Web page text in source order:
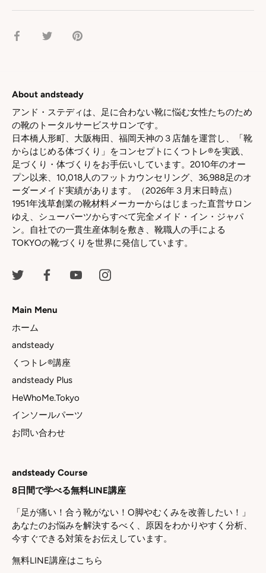
facebookTwitterpinterest
About andsteady
アンド・ステディは、足に合わない靴に悩む女性たちのため
の靴のトータルサービスサロンです。
日本橋人形町、大阪梅田、福岡天神の３店舗を運営し、「靴
からはじめる体づくり」をコンセプトにくつトレ®を実践、
足づくり・体づくりをお手伝いしています。2010年のオー
プン以来、10,018人のフットカウンセリング、36,988足のオ
ーダーメイド実績があります。（2026年３月末日時点）
1951年浅草創業の靴材料メーカーからはじまった直営サロン
ゆえ、シューパーツからすべて完全メイド・イン・ジャパ
ン。自社での一貫生産体制を敷き、靴職人の手による
TOKYOの靴づくりを世界に発信しています。
Main Menu
ホーム
andsteady
くつトレ®講座
andsteady Plus
HeWhoMe.Tokyo
インソールパーツ
お問い合わせ
andsteady Course
8日間で学べる無料LINE講座
「足が痛い！合う靴がない！O脚やむくみを改善したい！」
あなたのお悩みを解決するべく、原因をわかりやすく分析、
今すぐできる対策をお伝えしています。
無料LINE講座はこちら